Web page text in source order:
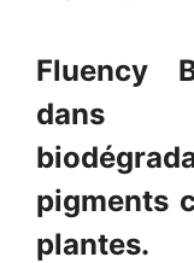
Fluency
dans
pigments
plantes.